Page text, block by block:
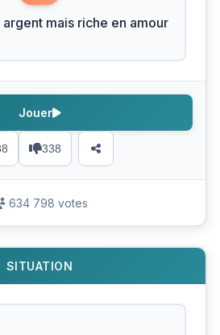
mais riche en amour
338
Jouer
634 798 votes
SITUATION